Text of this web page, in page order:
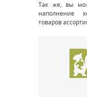
Так же, вы
наполнение
товаров